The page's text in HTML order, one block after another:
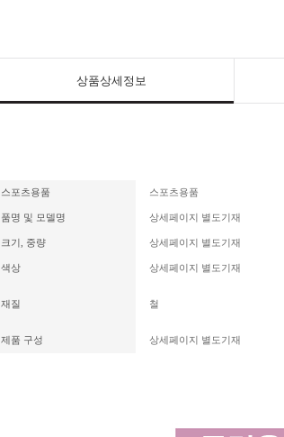
상품상세정보
스포츠용품 스포츠용품
품명 및 모델명 상세페이지 별도기재
크기, 중량 상세페이지 별도기재
색상 상세페이지 별도기재
재질 철
제품 구성
상세페이지 별도기재